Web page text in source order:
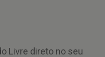
Livre direto no seu